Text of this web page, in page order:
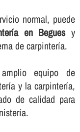
normal, puede
en Beguesy
de carpinterí­a.
equipo de
y la carpinterí­a,
de calidad para